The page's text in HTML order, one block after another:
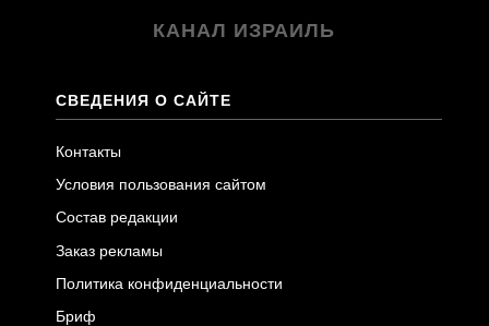
КАНАЛ ИЗРАИЛЬ
СВЕДЕНИЯ О САЙТЕ
Контакты
Условия пользования сайтом
Состав редакции
Заказ рекламы
Политика конфиденциальности
Бриф